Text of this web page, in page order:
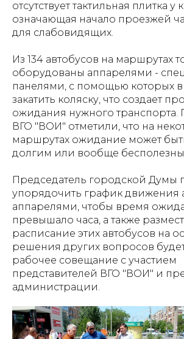
отсутствует тактильная плитка у
означающая начало проезжей
для слабовидящих.
Из 134 автобусов на маршрутах
оборудованы аппарелями -
панелями, с помощью которых
закатить коляску, что создает
ожидания нужного транспорта.
ВГО "ВОИ" отметили, что на
маршрутах ожидание может
долгим или вообще
Председатель городской Думы
упорядочить график движения
аппарелями, чтобы время
превышало часа, а также
расписание этих автобусов на
решения других вопросов
рабочее совещание с участием
представителей ВГО "ВОИ" и
администрации.